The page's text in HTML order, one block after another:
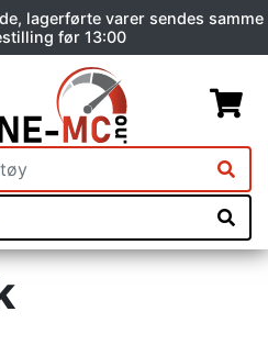
lagerførte varer sendes samme
før 13:00